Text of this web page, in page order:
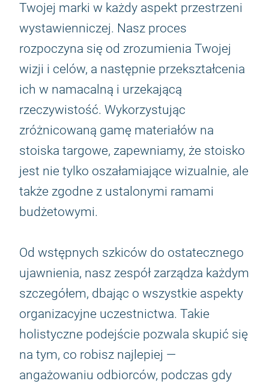
Twojej marki w każdy aspekt przestrzeni
wystawienniczej. Nasz proces
rozpoczyna się od zrozumienia Twojej
wizji i celów, a następnie przekształcenia
ich w namacalną i urzekającą
rzeczywistość. Wykorzystując
zróżnicowaną gamę materiałów na
stoiska targowe, zapewniamy, że stoisko
jest nie tylko oszałamiające wizualnie, ale
także zgodne z ustalonymi ramami
budżetowymi.
Od wstępnych szkiców do ostatecznego
ujawnienia, nasz zespół zarządza każdym
szczegółem, dbając o wszystkie aspekty
organizacyjne uczestnictwa. Takie
holistyczne podejście pozwala skupić się
na tym, co robisz najlepiej —
angażowaniu odbiorców, podczas gdy